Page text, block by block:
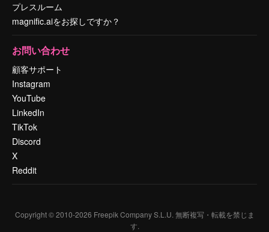
プレスルーム
magnific.aiをお探しですか？
お問い合わせ
顧客サポート
Instagram
YouTube
LinkedIn
TikTok
Discord
X
Reddit
Copyright © 2010-2026 Freepik Company S.L.U. 無断複写・転載を禁じま
す.